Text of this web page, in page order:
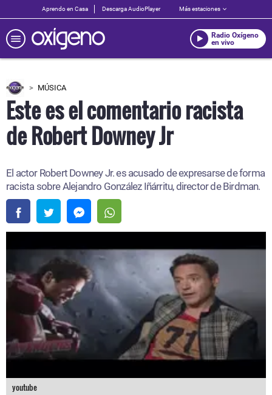
Aprendo en Casa Descarga AudioPlayer Más estaciones
Radio Oxígeno
en vivo
MÚSICA
Este es el comentario racista
de Robert Downey Jr
El actor Robert Downey Jr. es acusado de expresarse de forma
racista sobre Alejandro González Iñárritu, director de Birdman.
youtube